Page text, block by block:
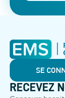
SE
RECEVEZ